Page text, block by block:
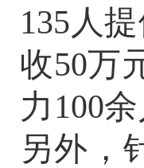
135 人
收50万
力 100余
另外，